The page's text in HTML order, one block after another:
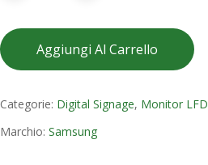
Aggiungi Al Carrello
Categorie: Digital Signage, Monitor LFD
Marchio:Samsung